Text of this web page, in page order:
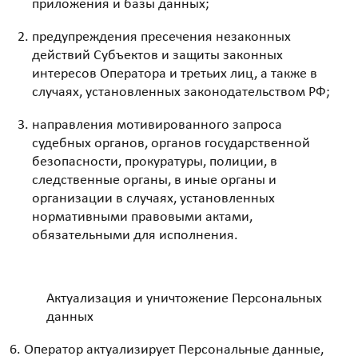
приложения и базы данных;
предупреждения пресечения незаконных
действий Субъектов и защиты законных
интересов Оператора и третьих лиц, а также в
случаях, установленных законодательством РФ;
направления мотивированного запроса
судебных органов, органов государственной
безопасности, прокуратуры, полиции, в
следственные органы, в иные органы и
организации в случаях, установленных
нормативными правовыми актами,
обязательными для исполнения.
Актуализация и уничтожение Персональных
данных
Оператор актуализирует Персональные данные,